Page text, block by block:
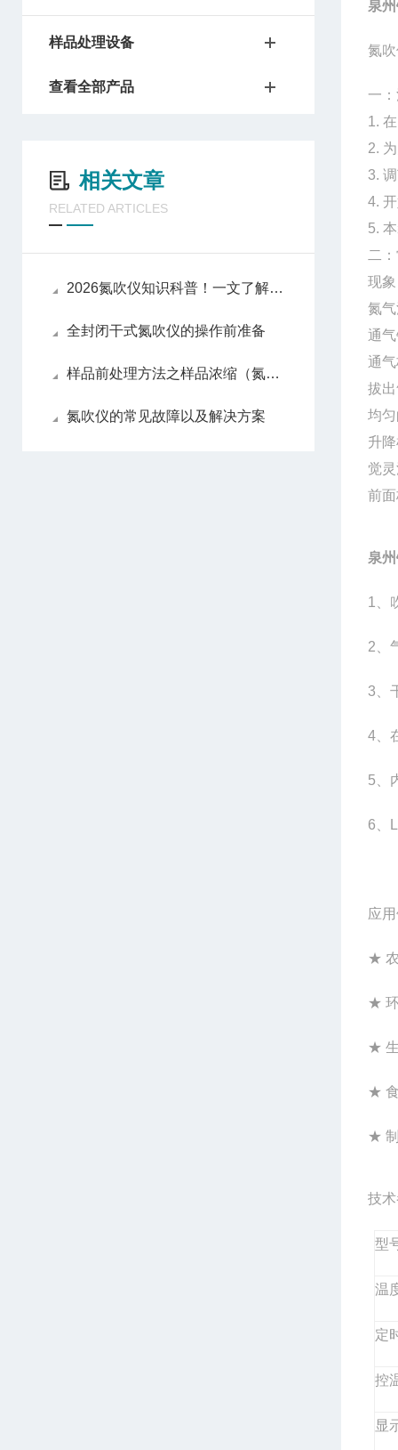
样品处理设备
查看全部产品
相关文章
RELATED ARTICLES
2026氮吹仪知识科普！一文了解原理、操作、维护
全封闭干式氮吹仪的操作前准备
样品前处理方法之样品浓缩（氮吹仪）
氮吹仪的常见故障以及解决方案
泉
氮
一
1.
2.
3.
4.
5.
二
现
氮
通
通
拔
均
升
觉
前
泉
1、
2、
3、
4、
5、
6、
应
★
★ 环
★ 生
★
★
技
型
温
定
控
显